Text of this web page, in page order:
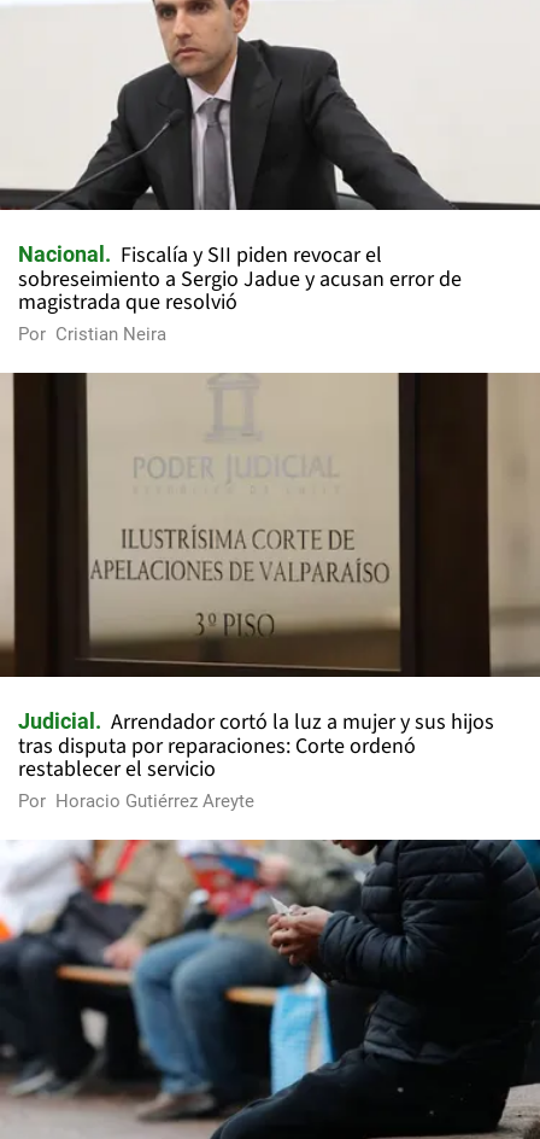
Nacional
Fiscalía y SII piden revocar el
sobreseimiento a Sergio Jadue y acusan error de
magistrada que resolvió
Por Cristian Neira
Judicial
Arrendador cortó la luz a mujer y sus hijos
tras disputa por reparaciones: Corte ordenó
restablecer el servicio
Por Horacio Gutiérrez Areyte